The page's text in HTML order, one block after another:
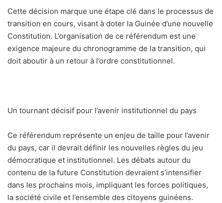
Cette décision marque une étape clé dans le processus de
transition en cours, visant à doter la Guinée d’une nouvelle
Constitution. L’organisation de ce référendum est une
exigence majeure du chronogramme de la transition, qui
doit aboutir à un retour à l’ordre constitutionnel.
Un tournant décisif pour l’avenir institutionnel du pays
Ce référendum représente un enjeu de taille pour l’avenir
du pays, car il devrait définir les nouvelles règles du jeu
démocratique et institutionnel. Les débats autour du
contenu de la future Constitution devraient s’intensifier
dans les prochains mois, impliquant les forces politiques,
la société civile et l’ensemble des citoyens guinéens.